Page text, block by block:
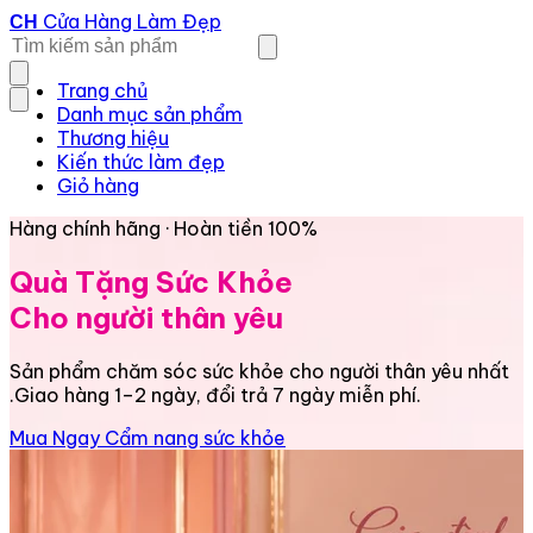
CH Cửa Hàng Làm Đẹp
Trang chủ
Danh mục sản phẩm
Thương hiệu
Kiến thức làm đẹp
Giỏ hàng
Hàng chính hãng · Hoàn tiền 100%
Quà Tặng Sức Khỏe
Cho người thân yêu
Sản phẩm chăm sóc sức khỏe cho người thân yêu nhất
.Giao hàng 1–2 ngày, đổi trả 7 ngày miễn phí.
Mua Ngay Cẩm nang sức khỏe